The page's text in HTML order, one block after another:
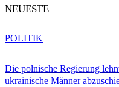
NEUESTE
Die polnische Regierung
ukrainische Männer
POLITIK